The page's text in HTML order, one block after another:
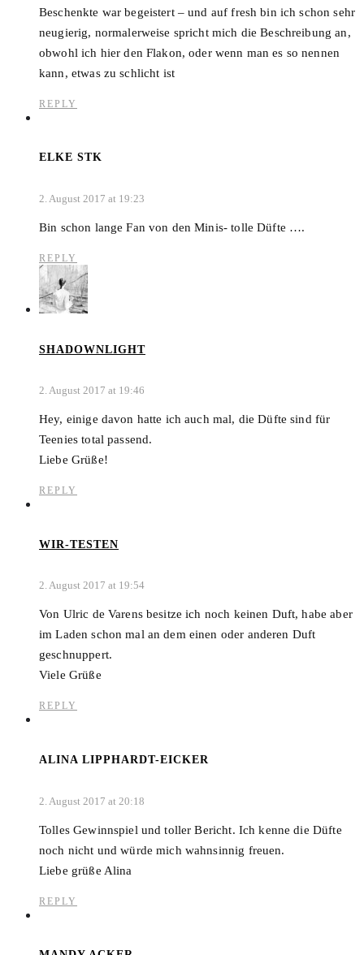
Beschenkte war begeistert – und auf fresh bin ich schon sehr
neugierig, normalerweise spricht mich die Beschreibung an,
obwohl ich hier den Flakon, oder wenn man es so nennen
kann, etwas zu schlicht ist
REPLY
ELKE STK
2. August 2017 at 19:23
Bin schon lange Fan von den Minis- tolle Düfte ….
REPLY
SHADOWNLIGHT
2. August 2017 at 19:46
Hey, einige davon hatte ich auch mal, die Düfte sind für
Teenies total passend.
Liebe Grüße!
REPLY
WIR-TESTEN
2. August 2017 at 19:54
Von Ulric de Varens besitze ich noch keinen Duft, habe aber
im Laden schon mal an dem einen oder anderen Duft
geschnuppert.
Viele Grüße
REPLY
ALINA LIPPHARDT-EICKER
2. August 2017 at 20:18
Tolles Gewinnspiel und toller Bericht. Ich kenne die Düfte
noch nicht und würde mich wahnsinnig freuen.
Liebe grüße Alina
REPLY